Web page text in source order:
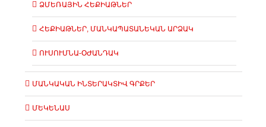
ՁՄԵՌԱՅԻՆ ՀԵՔԻԱԹՆԵՐ
ՀԵՔԻԱԹՆԵՐ, ՄԱՆԿԱՊԱՏԱՆԵԿԱՆ ԱՐՁԱԿ
ՈՒՍՈՒՄՆԱ-ՕԺԱՆԴԱԿ
ՄԱՆԿԱԿԱՆ ԻՆՏԵՐԱԿՏԻՎ ԳՐՔԵՐ
ՄԵԿԵՆԱՍ